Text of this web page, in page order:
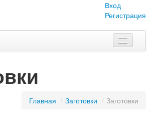
Вход
Регистрация
Главная / Заготовки / Заготовки